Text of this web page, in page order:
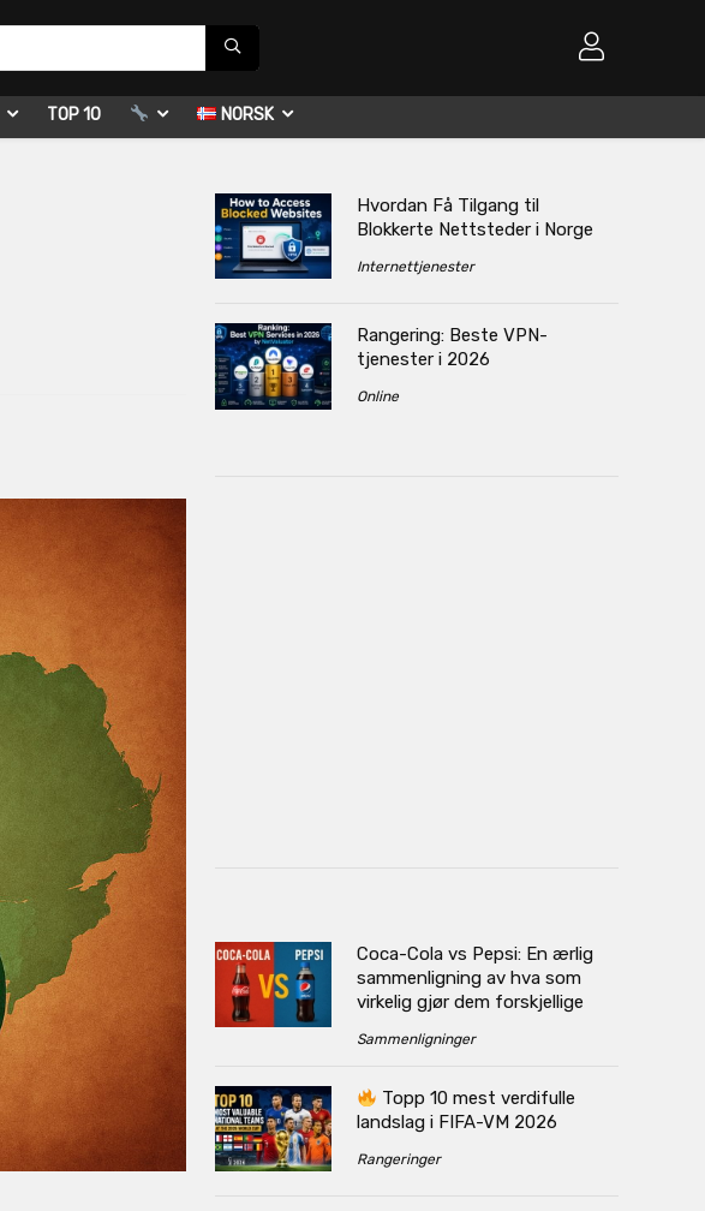
TOP 10 NORSK
Hvordan Få Tilgang til
Blokkerte Nettsteder i Norge
Internettjenester
Rangering: Beste VPN-
tjenester i 2026
Online
Coca-Cola vs Pepsi: En ærlig
sammenligning av hva som
virkelig gjør dem forskjellige
Sammenligninger
Topp 10 mest verdifulle
landslag i FIFA-VM 2026
Rangeringer